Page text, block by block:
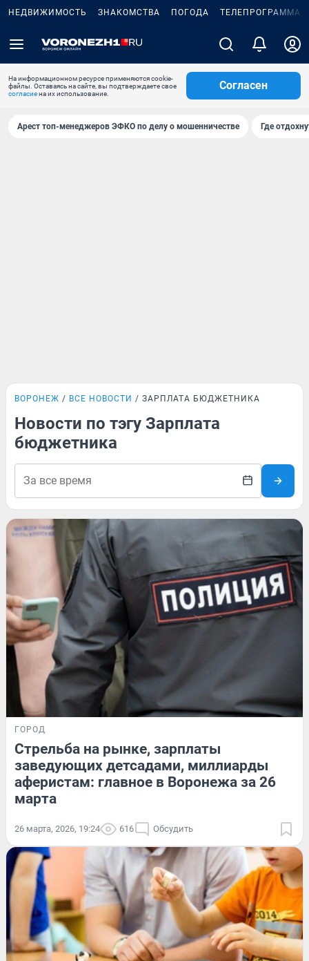
НЕДВИЖИМОСТЬ ЗНАКОМСТВА ПОГОДА ТЕЛЕПРОГРАММА
На информационном ресурсе применяются cookie-
файлы. Оставаясь на сайте, вы подтверждаете свое
согласиена их использование.
Согласен
Арест топ-менеджеров ЭФКО по делу о мошенничестве Где
ВОРОНЕЖ ВСЕ НОВОСТИ ЗАРПЛАТА БЮДЖЕТНИКА
Новости по тэгу Зарплата
бюджетника
ГОРОД
Стрельба на рынке, зарплаты
заведующих детсадами, миллиарды
аферистам: главное в Воронежа за 26
марта
26 марта, 2026, 19:24 616 Обсудить